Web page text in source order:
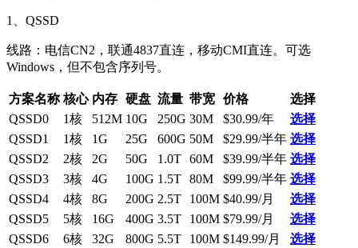
1、QSSD
线路：电信CN2，联通4837直连，移动CMI直连。可选
Windows，但不包含序列号。
方案名称 核心 内存 硬盘 流量 带宽 价格
选择
QSSD0
1核 512M 10G 250G 30M $30.99/年
选择
QSSD1
1核 1G 25G 600G 50M $29.99/半年 选择
QSSD2
2核 2G 50G 1.0T 60M $39.99/半年 选择
QSSD3
3核 4G 100G 1.5T 80M $99.99/半年 选择
QSSD4
4核 8G 200G 2.5T 100M $40.99/月
选择
QSSD5
5核 16G 400G 3.5T 100M $79.99/月
选择
QSSD6
6核 32G 800G 5.5T 100M $149.99/月 选择